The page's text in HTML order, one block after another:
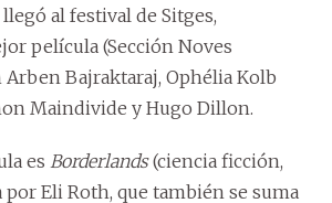
al festival de Sitges,
película (Sección Noves
Arben Bajraktaraj, Ophélia Kolb
Maindivide y Hugo Dillon.
es Borderlands(ciencia ficción,
Eli Roth, que también se suma